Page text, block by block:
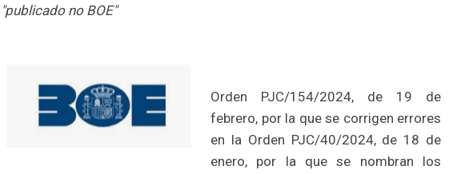
"publicado no BOE"
Orden PJC/154/2024, de 19 de
febrero, por la que se corrigen errores
en la Orden PJC/40/2024, de 18 de
enero, por la que se nombran los